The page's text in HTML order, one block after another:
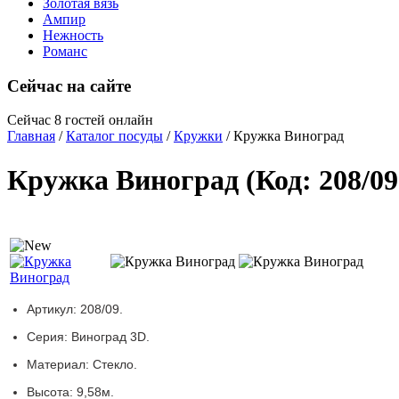
Ампир
Нежность
Романс
Сейчас на сайте
Сейчас 8 гостей онлайн
Главная /Каталог посуды /Кружки / Кружка Виноград
Кружка Виноград (Код: 208/09
Артикул: 208/09.
Серия: Виноград 3D.
Материал: Стекло.
Высота: 9,58м.